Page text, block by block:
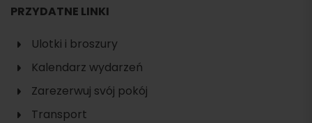
PRZYDATNE LINKI
Ulotki i broszury
Kalendarz wydarzeń
Zarezerwuj svój pokój
Transport